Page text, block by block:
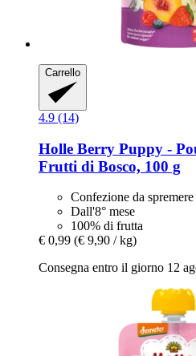
Carrello
4.9 (14)
Holle Berry Puppy -​
Frutti di Bosco, 100 g
Confezione da spremere
Dall'8° mese
100% di frutta
€ 0,99 (€ 9,90 / kg)
Consegna entro il giorno 12